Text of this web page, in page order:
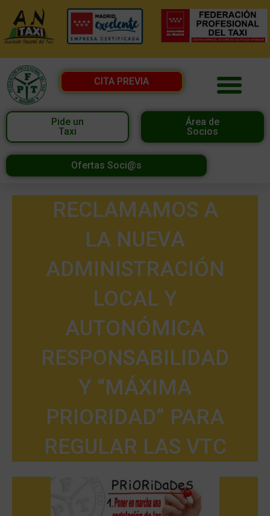
CITA PREVIA
Pide un
Taxi
Área de
Socios
Ofertas Soci@s
RECLAMAMOS A
LA NUEVA
ADMINISTRACIÓN
LOCAL Y
AUTONÓMICA
RESPONSABILIDAD
Y “MÁXIMA
PRIORIDAD” PARA
REGULAR LAS VTC